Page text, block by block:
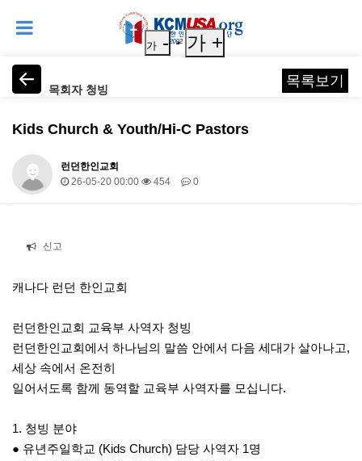
목회자 청빙
가 - 가 +
목록보기
Kids Church & Youth/Hi-C Pastors
런던한인교회
26-05-20 00:00
454 0
신고
캐나다 런던 한인교회
런던한인교회 교육부 사역자 청빙
런던한인교회에서 하나님의 말씀 안에서 다음 세대가 살아나고,
세상 속에서 온전히
일어서도록 함께 동역할 교육부 사역자를 모십니다.
1. 청빙 분야
● 유년주일학교 (Kids Church) 담당 사역자 1명